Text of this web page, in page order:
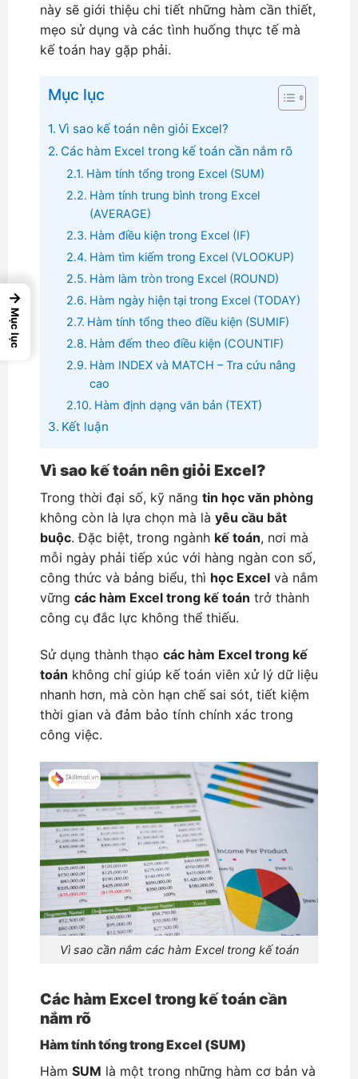
này sẽ giới thiệu chi tiết những hàm cần thiết,
mẹo sử dụng và các tình huống thực tế mà
kế toán hay gặp phải.
Mục lục
Vì sao kế toán nên giỏi Excel?
Các hàm Excel trong kế toán cần nắm rõ
Hàm tính tổng trong Excel (SUM)
Hàm tính trung bình trong Excel
(AVERAGE)
Hàm điều kiện trong Excel (IF)
Hàm tìm kiếm trong Excel (VLOOKUP)
Hàm làm tròn trong Excel (ROUND)
Hàm ngày hiện tại trong Excel (TODAY)
Hàm tính tổng theo điều kiện (SUMIF)
Hàm đếm theo điều kiện (COUNTIF)
Hàm INDEX và MATCH – Tra cứu nâng
cao
Hàm định dạng văn bản (TEXT)
Kết luận
Vì sao kế toán nên giỏi Excel?
Trong thời đại số, kỹ năng tin học văn phòng
không còn là lựa chọn mà là yêu cầu bắt
buộc. Đặc biệt, trong ngành kế toán, nơi mà
mỗi ngày phải tiếp xúc với hàng ngàn con số,
công thức và bảng biểu, thì học Excel và nắm
vững các hàm Excel trong kế toán trở thành
công cụ đắc lực không thể thiếu.
Sử dụng thành thạo các hàm Excel trong kế
toán không chỉ giúp kế toán viên xử lý dữ liệu
nhanh hơn, mà còn hạn chế sai sót, tiết kiệm
thời gian và đảm bảo tính chính xác trong
công việc.
Vì sao cần nắm các hàm Excel trong kế toán
Các hàm Excel trong kế toán cần
nắm rõ
Hàm tính tổng trong Excel (SUM)
Hàm SUM là một trong những hàm cơ bản và
→
Mục lục